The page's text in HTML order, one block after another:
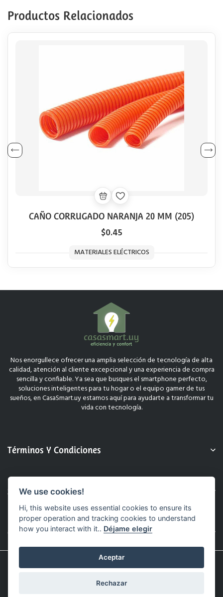
Productos Relacionados
CAÑO CORRUGADO NARANJA 20 MM (205)
$0.45
MATERIALES ELÉCTRICOS
Nos enorgullece ofrecer una amplia selección de tecnología de alta
calidad, atención al cliente excepcional y una experiencia de compra
sencilla y confiable. Ya sea que busques el smartphone perfecto,
soluciones inteligentes para tu hogar o el equipo gamer de tus
sueños, en CasaSmart.uy estamos aquí para ayudarte a transformar tu
vida con tecnología.
Términos Y Condiciones
Sobre Nosotros
Contacto
© 2025 CasaSmart.uy. Todos Los Derechos Reservados.
Sitio Web Realizado Por Hashtag.
We use cookies!
Hi, this website uses essential cookies to ensure its
proper operation and tracking cookies to understand
how you interact with it.. Déjame elegir
Aceptar
Rechazar